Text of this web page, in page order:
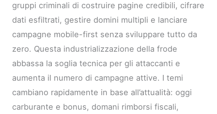
gruppi criminali di costruire pagine credibili, cifrare
dati esfiltrati, gestire domini multipli e lanciare
campagne mobile-first senza sviluppare tutto da
zero. Questa industrializzazione della frode
abbassa la soglia tecnica per gli attaccanti e
aumenta il numero di campagne attive. I temi
cambiano rapidamente in base all’attualità: oggi
carburante e bonus, domani rimborsi fiscali,